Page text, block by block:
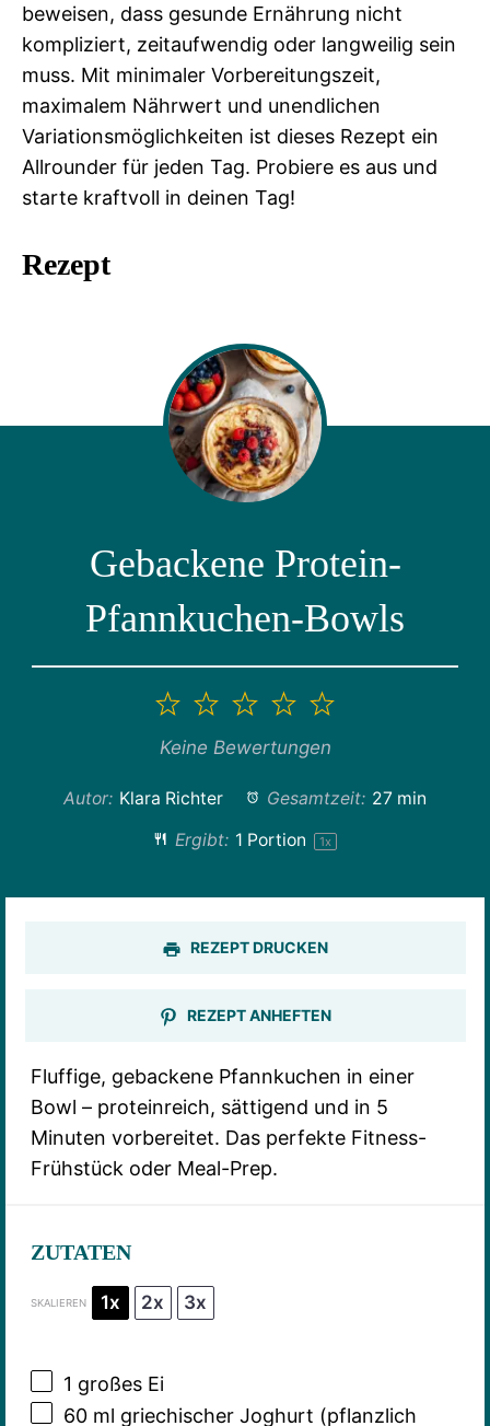
beweisen, dass gesunde Ernährung nicht
kompliziert, zeitaufwendig oder langweilig sein
muss. Mit minimaler Vorbereitungszeit,
maximalem Nährwert und unendlichen
Variationsmöglichkeiten ist dieses Rezept ein
Allrounder für jeden Tag. Probiere es aus und
starte kraftvoll in deinen Tag!
Rezept
Gebackene Protein-
Pfannkuchen-Bowls
5
4
Sterne
3
Sterne
2
Sterne
1
Stern
Keine Bewertungen
Autor: Klara Richter Gesamtzeit: 27 min
Ergibt: 1 Portion 1x
REZEPT DRUCKEN
REZEPT ANHEFTEN
Fluffige, gebackene Pfannkuchen in einer
Bowl – proteinreich, sättigend und in 5
Minuten vorbereitet. Das perfekte Fitness-
Frühstück oder Meal-Prep.
ZUTATEN
SKALIEREN 1x 2x 3x
1 großes Ei
60ml griechischer Joghurt (pflanzlich